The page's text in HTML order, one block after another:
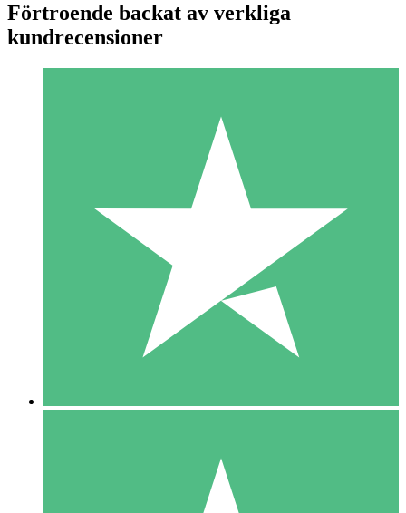
Individuella Kreditpaket
Betala per användning med nedladdningskrediter. Inget
1 Nedladdningar
10 00
10 Nedladdningar
20 00
Förtroende backat av verkliga
kundrecensioner